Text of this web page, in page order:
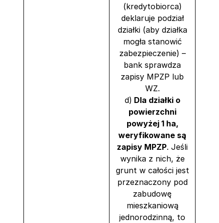
(kredytobiorca)
deklaruje podział
działki (aby działka
mogła stanowić
zabezpieczenie) –
bank sprawdza
zapisy MPZP lub
WZ.
d) Dla działki o
powierzchni
powyżej 1 ha,
weryfikowane są
zapisy MPZP. Jeśli
wynika z nich, że
grunt w całości jest
przeznaczony pod
zabudowę
mieszkaniową
jednorodzinną, to